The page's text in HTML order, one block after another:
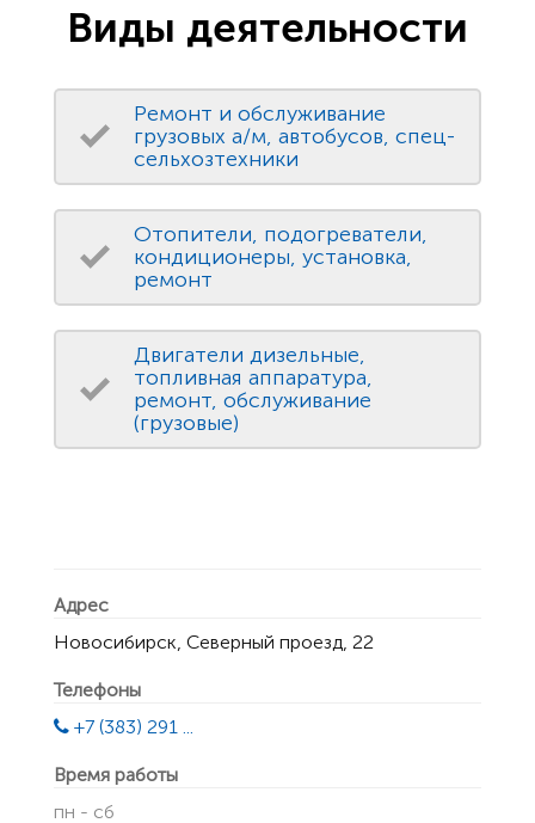
Виды деятельности
Ремонт и обслуживание
грузовых а/м, автобусов, спец-
сельхозтехники
Отопители, подогреватели,
кондиционеры, установка,
ремонт
Двигатели дизельные,
топливная аппаратура,
ремонт, обслуживание
(грузовые)
Адрес
Новосибирск, Северный проезд, 22
Телефоны
+7 (383) 291 ...
Время работы
пн - сб